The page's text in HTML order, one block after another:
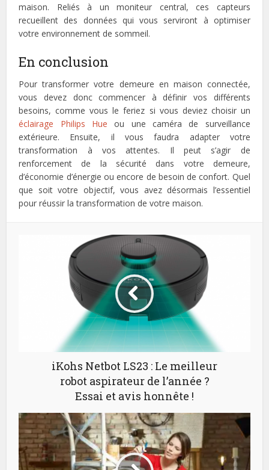
maison. Reliés à un moniteur central, ces capteurs
recueillent des données qui vous serviront à optimiser
votre environnement de sommeil.
En conclusion
Pour transformer votre demeure en maison connectée,
vous devez donc commencer à définir vos différents
besoins, comme vous le feriez si vous deviez choisir un
éclairage Philips Hue ou une caméra de surveillance
extérieure. Ensuite, il vous faudra adapter votre
transformation à vos attentes. Il peut s’agir de
renforcement de la sécurité dans votre demeure,
d’économie d’énergie ou encore de besoin de confort. Quel
que soit votre objectif, vous avez désormais l’essentiel
pour réussir la transformation de votre maison.
iKohs Netbot LS23 : Le meilleur
robot aspirateur de l’année ?
Essai et avis honnête !